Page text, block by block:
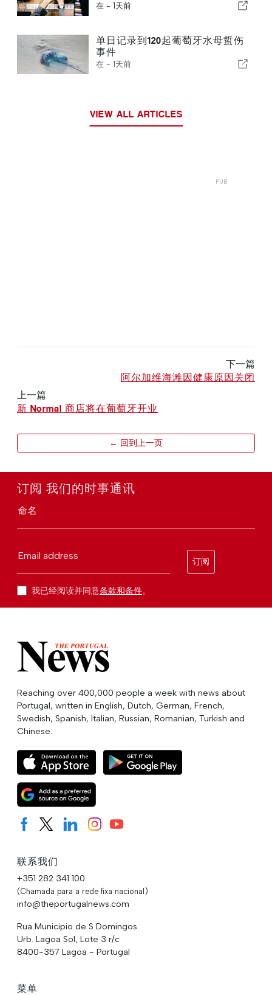
在 - 1天前
单日记录到120起葡萄牙水母蜇伤
事件
在 - 1天前
VIEW ALL ARTICLES
下一篇
阿尔加维海滩因健康原因关闭
上一篇
新 Normal 商店将在葡萄牙开业
← 回到上一页
订阅 我们的时事通讯
命名
Email address
订阅
我已经阅读并同意条款和条件。
Reaching over 400,000 people a week with news about
Portugal, written in English, Dutch, German, French,
Swedish, Spanish, Italian, Russian, Romanian, Turkish and
Chinese.
联系我们
+351 282 341 100
(Chamada para a rede fixa nacional)
info@theportugalnews.com
Rua Municipio de S Domingos
Urb. Lagoa Sol, Lote 3 r/c
8400-357 Lagoa - Portugal
菜单